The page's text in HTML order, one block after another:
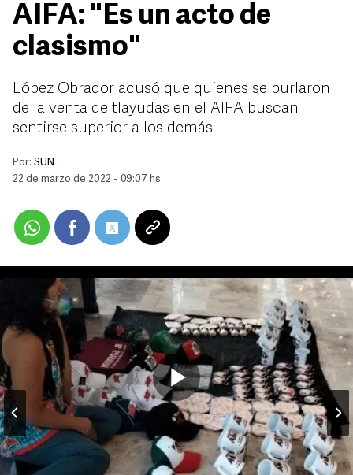
AIFA: "Es un acto de
clasismo"
López Obrador acusó que quienes se burlaron
de la venta de tlayudas en el AIFA buscan
sentirse superior a los demás
Por: SUN .
22 de marzo de 2022 - 09:07 hs
Play
Video